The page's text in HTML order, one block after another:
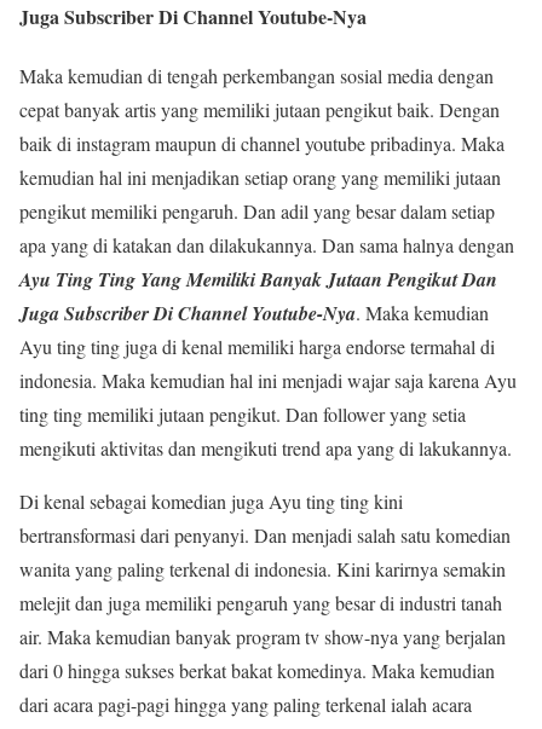
Juga Subscriber Di Channel Youtube-Nya
Maka kemudian di tengah perkembangan sosial media dengan
cepat banyak artis yang memiliki jutaan pengikut baik. Dengan
baik di instagram maupun di channel youtube pribadinya. Maka
kemudian hal ini menjadikan setiap orang yang memiliki jutaan
pengikut memiliki pengaruh. Dan adil yang besar dalam setiap
apa yang di katakan dan dilakukannya. Dan sama halnya dengan
Ayu Ting Ting Yang Memiliki Banyak Jutaan Pengikut Dan
Juga Subscriber Di Channel Youtube-Nya. Maka kemudian
Ayu ting ting juga di kenal memiliki harga endorse termahal di
indonesia. Maka kemudian hal ini menjadi wajar saja karena Ayu
ting ting memiliki jutaan pengikut. Dan follower yang setia
mengikuti aktivitas dan mengikuti trend apa yang di lakukannya.
Di kenal sebagai komedian juga Ayu ting ting kini
bertransformasi dari penyanyi. Dan menjadi salah satu komedian
wanita yang paling terkenal di indonesia. Kini karirnya semakin
melejit dan juga memiliki pengaruh yang besar di industri tanah
air. Maka kemudian banyak program tv show-nya yang berjalan
dari 0 hingga sukses berkat bakat komedinya. Maka kemudian
dari acara pagi-pagi hingga yang paling terkenal ialah acara